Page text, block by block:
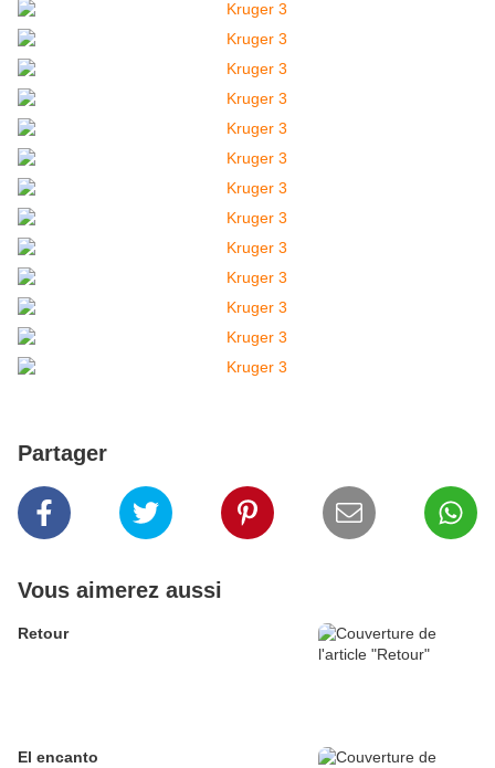
Partager
Vous aimerez aussi
Retour
El encanto